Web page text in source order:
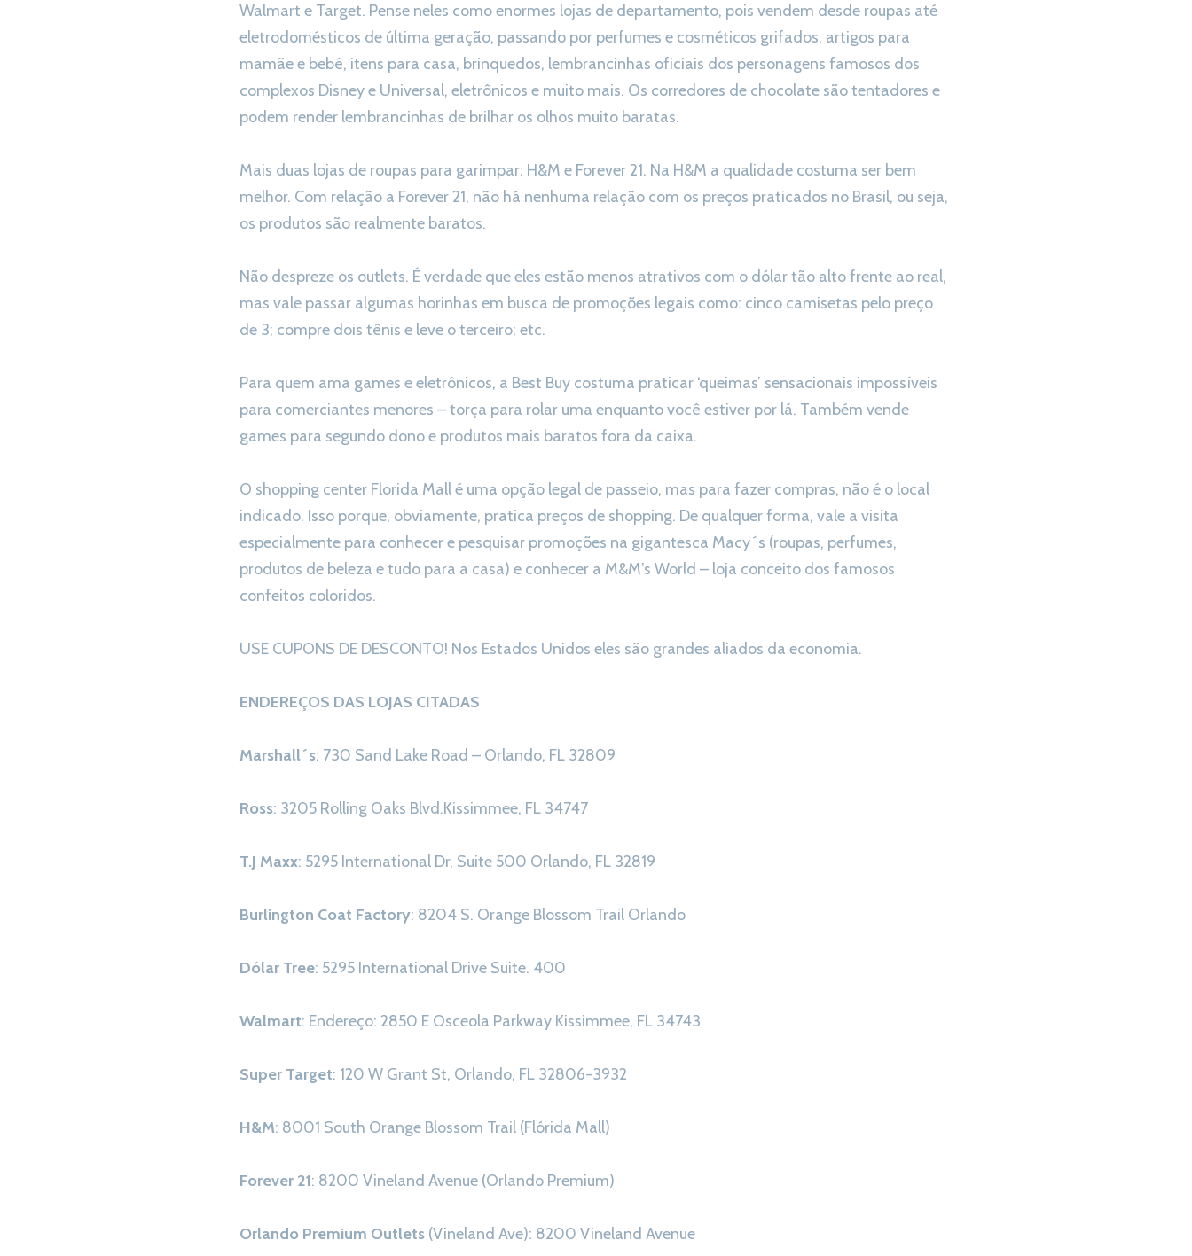
Walmart e Target. Pense neles como enormes lojas de departamento, pois vendem desde roupas até
eletrodomésticos de última geração, passando por perfumes e cosméticos grifados, artigos para
mamãe e bebê, itens para casa, brinquedos, lembrancinhas oficiais dos personagens famosos dos
complexos Disney e Universal, eletrônicos e muito mais. Os corredores de chocolate são tentadores e
podem render lembrancinhas de brilhar os olhos muito baratas.
Mais duas lojas de roupas para garimpar: H&M e Forever 21. Na H&M a qualidade costuma ser bem
melhor. Com relação a Forever 21, não há nenhuma relação com os preços praticados no Brasil, ou seja,
os produtos são realmente baratos.
Não despreze os outlets. É verdade que eles estão menos atrativos com o dólar tão alto frente ao real,
mas vale passar algumas horinhas em busca de promoções legais como: cinco camisetas pelo preço
de 3; compre dois tênis e leve o terceiro; etc.
Para quem ama games e eletrônicos, a Best Buy costuma praticar ‘queimas’ sensacionais impossíveis
para comerciantes menores – torça para rolar uma enquanto você estiver por lá. Também vende
games para segundo dono e produtos mais baratos fora da caixa.
O shopping center Florida Mall é uma opção legal de passeio, mas para fazer compras, não é o local
indicado. Isso porque, obviamente, pratica preços de shopping. De qualquer forma, vale a visita
especialmente para conhecer e pesquisar promoções na gigantesca Macy´s (roupas, perfumes,
produtos de beleza e tudo para a casa) e conhecer a M&M’s World – loja conceito dos famosos
confeitos coloridos.
USE CUPONS DE DESCONTO! Nos Estados Unidos eles são grandes aliados da economia.
ENDEREÇOS DAS LOJAS CITADAS
Marshall´s: 730 Sand Lake Road – Orlando, FL 32809
Ross: 3205 Rolling Oaks Blvd.Kissimmee, FL 34747
T.J Maxx: 5295 International Dr, Suite 500 Orlando, FL 32819
Burlington Coat Factory: 8204 S. Orange Blossom Trail Orlando
Dólar Tree: 5295 International Drive Suite. 400
Walmart: Endereço: 2850 E Osceola Parkway Kissimmee, FL 34743
Super Target: 120 W Grant St, Orlando, FL 32806-3932
H&M: 8001 South Orange Blossom Trail (Flórida Mall)
Forever 21: 8200 Vineland Avenue (Orlando Premium)
Orlando Premium Outlets (Vineland Ave): 8200 Vineland Avenue